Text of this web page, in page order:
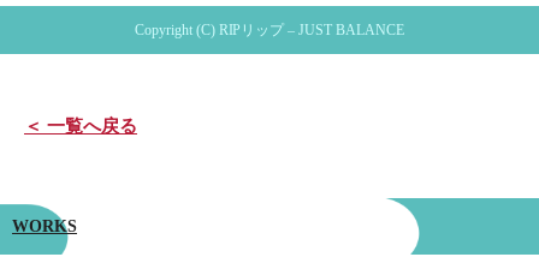
Copyright (C) RIPリップ – JUST BALANCE
＜ 一覧へ戻る
WORKS